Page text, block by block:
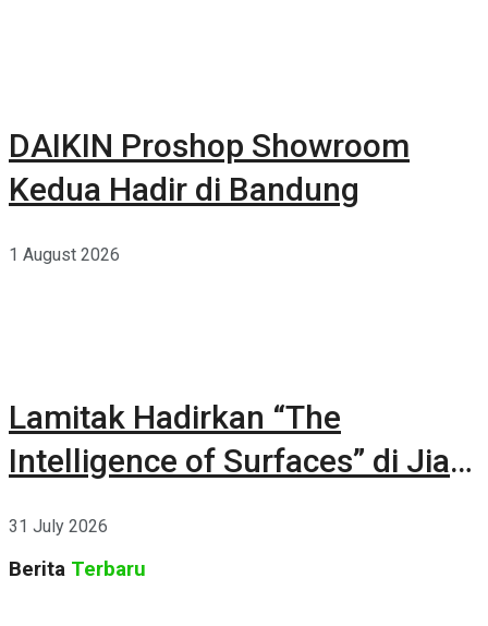
DAIKIN Proshop Showroom
Kedua Hadir di Bandung
1 August 2026
Lamitak Hadirkan “The
Intelligence of Surfaces” di Jia
31 July 2026
Berita Terbaru